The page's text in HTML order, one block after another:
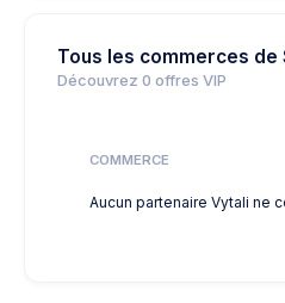
Tous les commerces de
Découvrez 0 offres VIP
COMMERCE
Aucun partenaire Vytali ne